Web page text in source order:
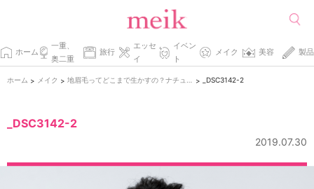
ホーム
一重、
奥二重
旅行
エッセ
イ
イベン
ト
メイク 美容 製品
ホーム > メイク > > _DSC3142-2
_DSC3142-2
2019.07.30